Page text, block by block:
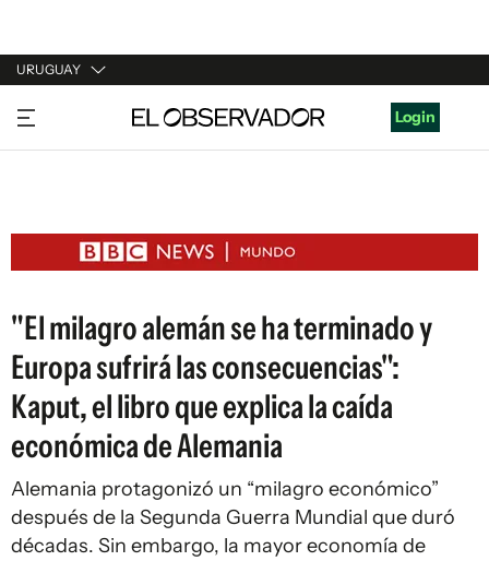
URUGUAY
URUGUAY
ARGENTINA
ESTADOS UNIDOS
Login
"El milagro alemán se ha terminado y
Europa sufrirá las consecuencias":
Kaput, el libro que explica la caída
económica de Alemania
Alemania protagonizó un “milagro económico”
después de la Segunda Guerra Mundial que duró
décadas. Sin embargo, la mayor economía de